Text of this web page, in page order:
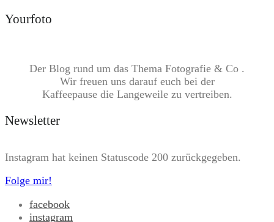
Yourfoto
Der Blog rund um das Thema Fotografie & Co .
Wir freuen uns darauf euch bei der
Kaffeepause die Langeweile zu vertreiben.
Newsletter
Instagram hat keinen Statuscode 200 zurückgegeben.
Folge mir!
facebook
instagram